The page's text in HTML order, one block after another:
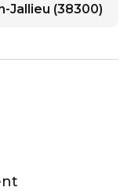
Jallieu (38300)